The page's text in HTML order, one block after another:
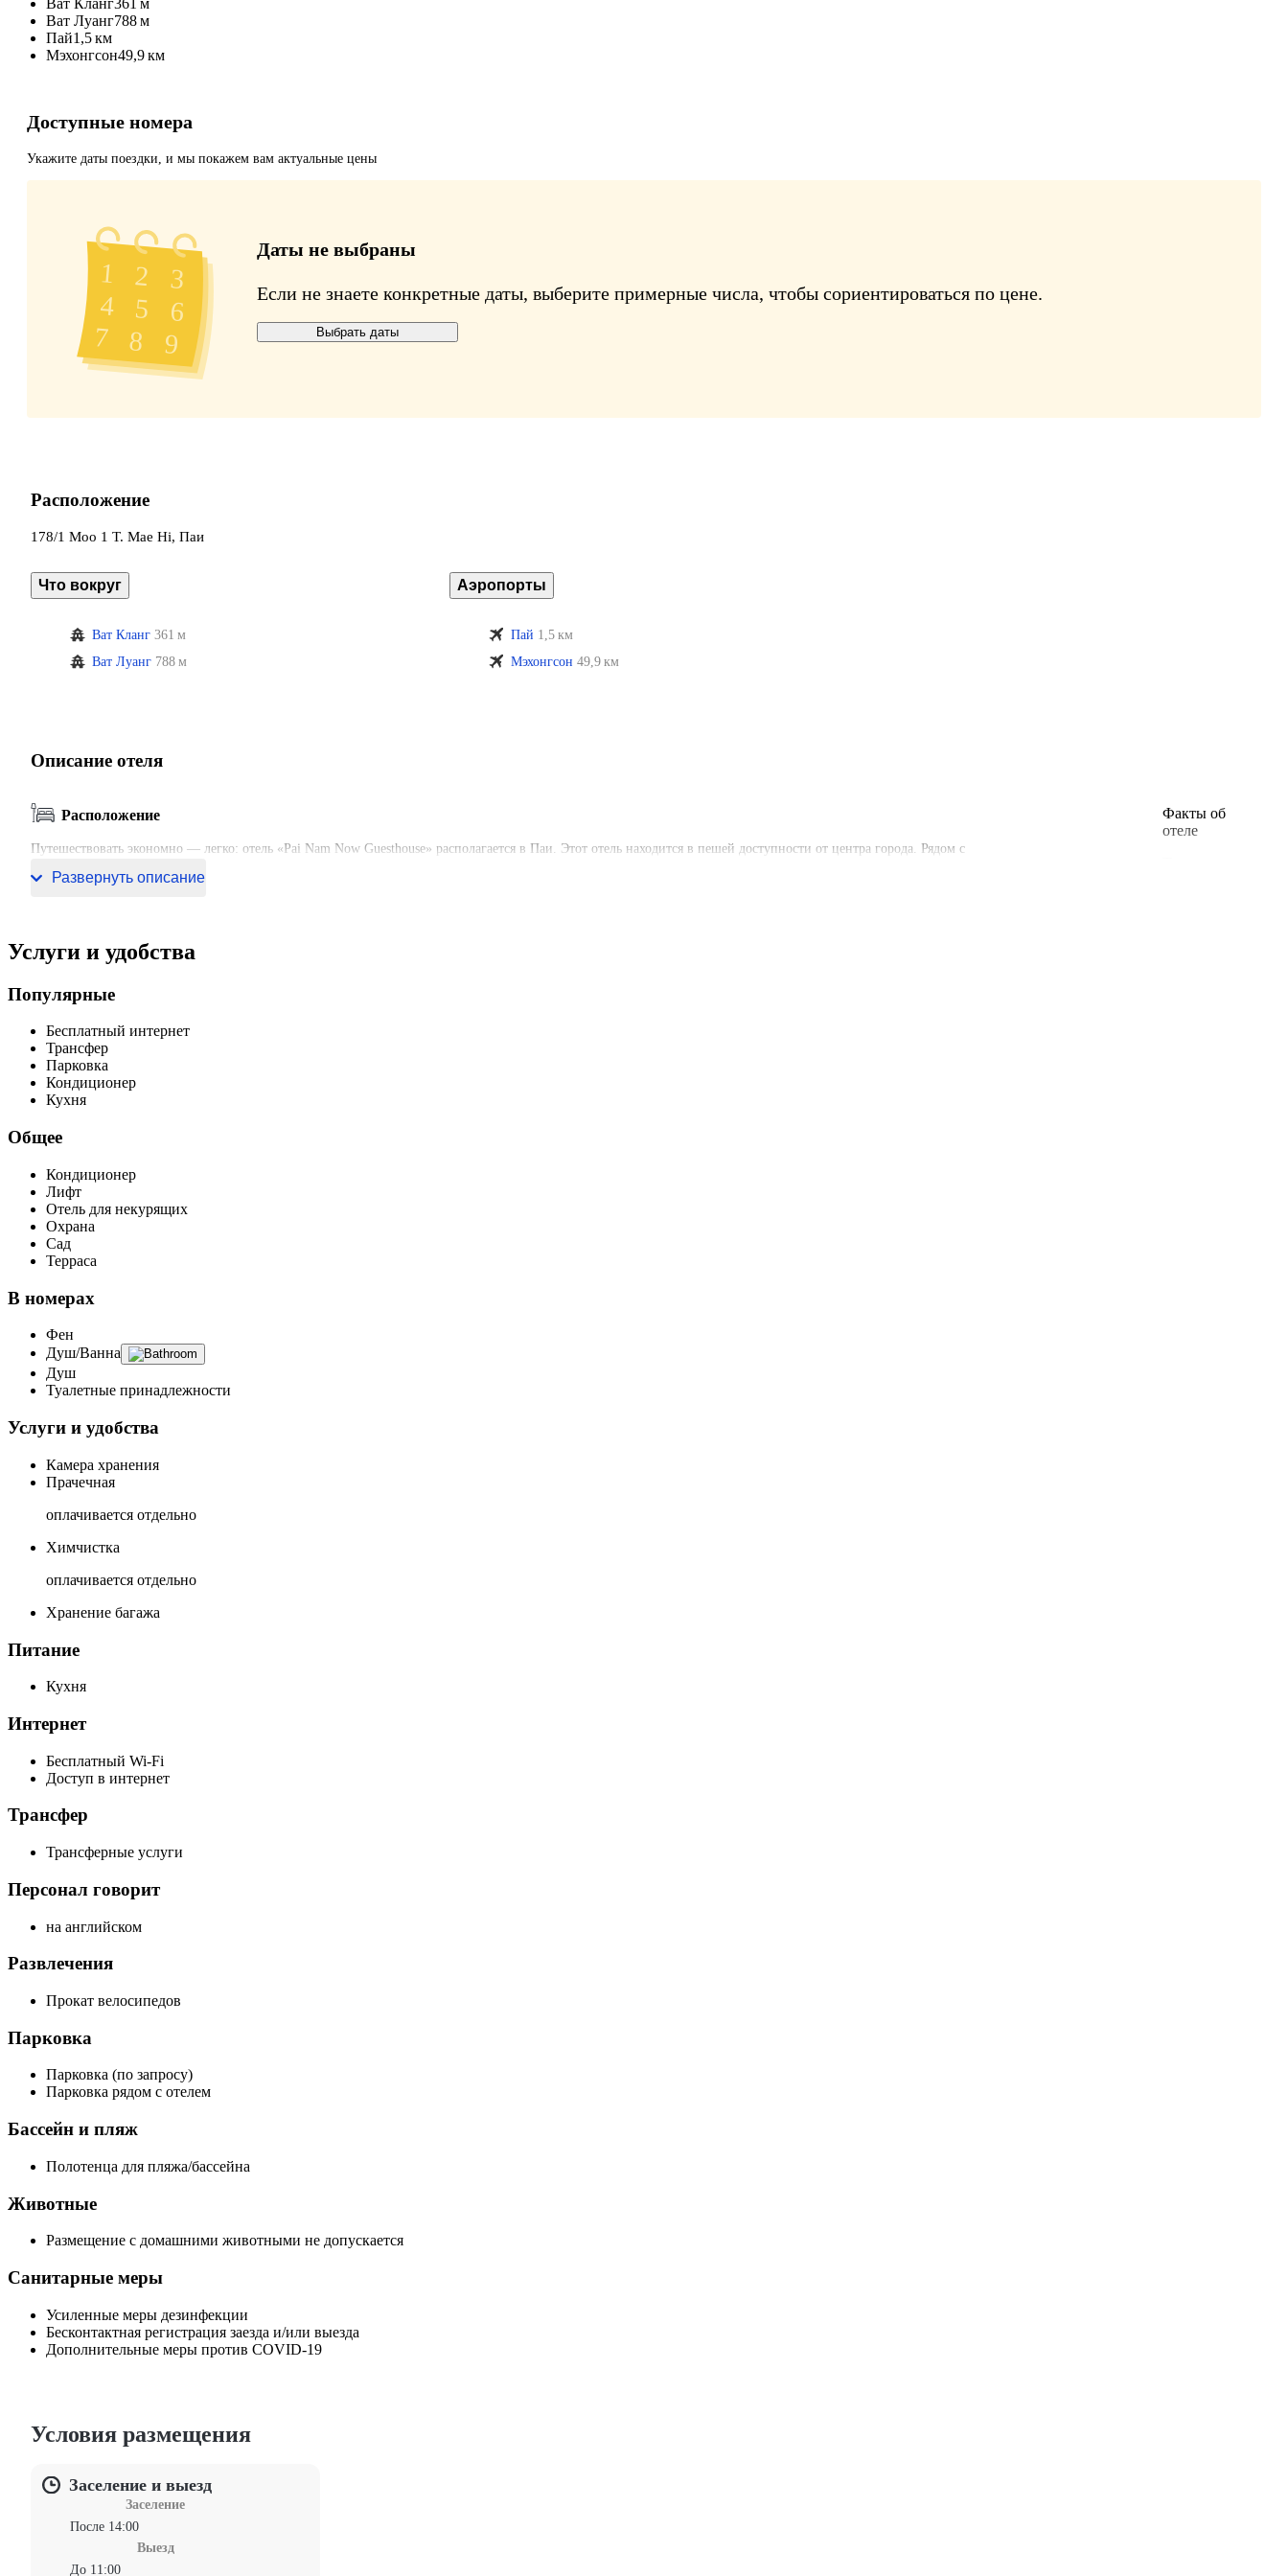
Ват Луанг788 м
Пай1,5 км
Мэхонгсон49,9 км
Доступные номера
Укажите даты поездки, и мы покажем вам актуальные цены
Даты не выбраны
Если не знаете конкретные даты, выберите примерные числа, чтобы сориентироваться по цене.
Выбрать даты
Расположение
178/1 Moo 1 T. Mae Hi, Паи
Что вокруг
Ват Кланг 361 м
Ват Луанг 788 м
Аэропорты
Пай 1,5 км
Мэхонгсон 49,9 км
Описание отеля
Расположение
Путешествовать экономно — легко: отель «Pai Nam Now Guesthouse» располагается в Паи. Этот отель находится в пешей доступности от центра города. Рядом с
Развернуть описание
Факты об
отеле
Услуги и удобства
Популярные
Бесплатный интернет
Трансфер
Парковка
Кондиционер
Кухня
Общее
Кондиционер
Лифт
Отель для некурящих
Охрана
Сад
Терраса
В номерах
Фен
Душ/Ванна
Душ
Туалетные принадлежности
Услуги и удобства
Камера хранения
Прачечная
оплачивается отдельно
Химчистка
оплачивается отдельно
Хранение багажа
Питание
Кухня
Интернет
Бесплатный Wi-Fi
Доступ в интернет
Трансфер
Трансферные услуги
Персонал говорит
на английском
Развлечения
Прокат велосипедов
Парковка
Парковка (по запросу)
Парковка рядом с отелем
Бассейн и пляж
Полотенца для пляжа/бассейна
Животные
Размещение с домашними животными не допускается
Санитарные меры
Усиленные меры дезинфекции
Бесконтактная регистрация заезда и/или выезда
Дополнительные меры против COVID-19
Условия размещения
Заселение и выезд
Заселение
После 14:00
Выезд
До 11:00